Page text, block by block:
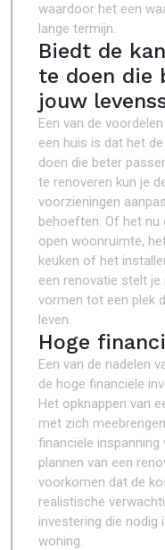
waardoor het een
lange termijn.
Biedt de
te doen die
jouw
Een van de
een huis is dat het
doen die beter
te renoveren kun je
voorzieningen
behoeften. Of het nu
open woonruimte,
keuken of het
een renovatie stelt
vormen tot een plek
leven.
Hoge
Een van de nadelen
de hoge financiële
Het opknappen van
met zich
financiële
plannen van een
voorkomen dat de
realistische
investering die nodig
woning.